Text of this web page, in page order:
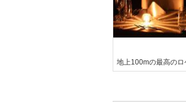
地上100mの最高のロ